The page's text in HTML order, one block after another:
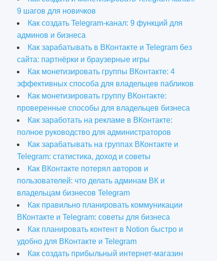
9 шагов для новичков
Как создать Telegram-канал: 9 функций для
админов и бизнеса
Как зарабатывать в ВКонтакте и Telegram без
сайта: партнёрки и браузерные игры
Как монетизировать группы ВКонтакте: 4
эффективных способа для владельцев пабликов
Как монетизировать группу ВКонтакте:
проверенные способы для владельцев бизнеса
Как заработать на рекламе в ВКонтакте:
полное руководство для администраторов
Как зарабатывать на группах ВКонтакте и
Telegram: статистика, доход и советы
Как ВКонтакте потерял авторов и
пользователей: что делать админам ВК и
владельцам бизнесов Telegram
Как правильно планировать коммуникации
ВКонтакте и Telegram: советы для бизнеса
Как планировать контент в Notion быстро и
удобно для ВКонтакте и Telegram
Как создать прибыльный интернет-магазин